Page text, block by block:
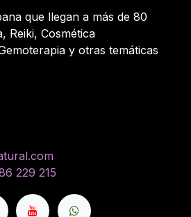
que llegan a más de 80
Reiki, Cosmética
y otras temáticas
229 215